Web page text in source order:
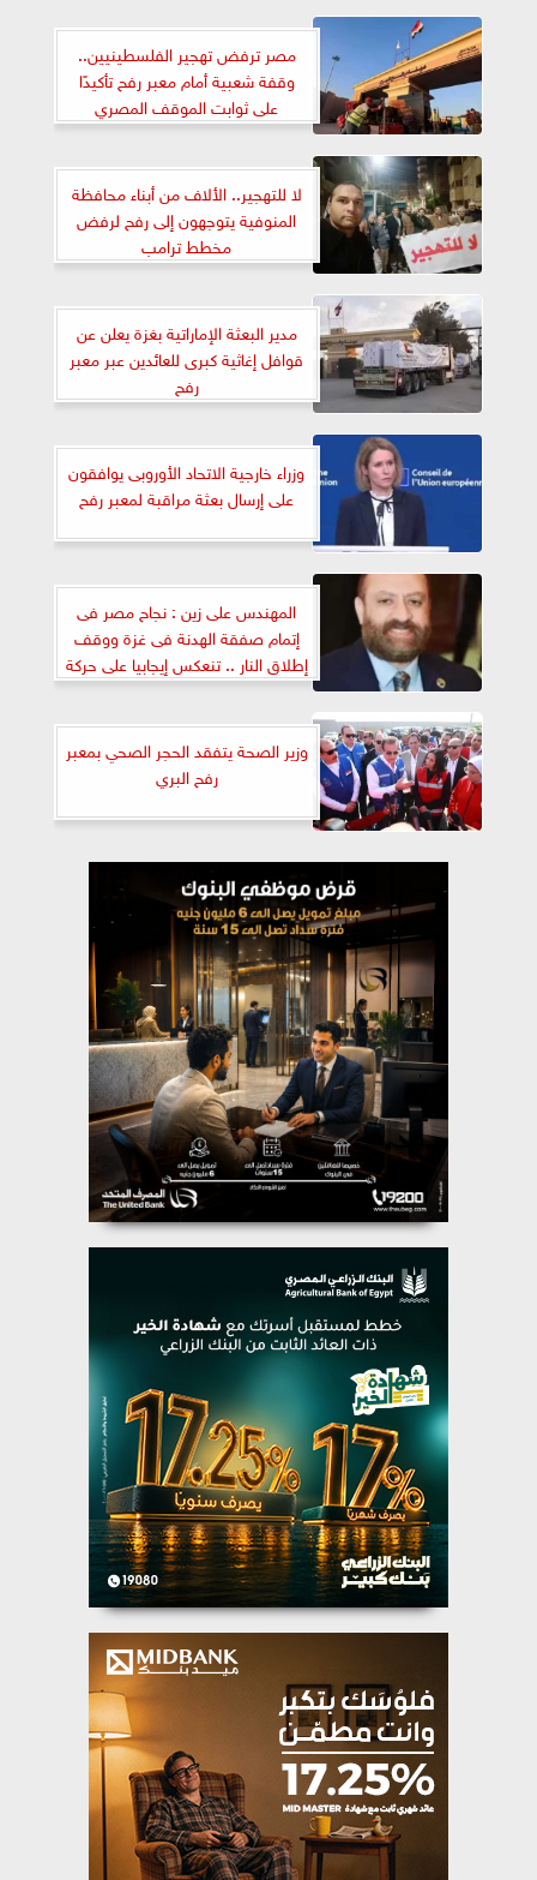
مصر ترفض تهجير الفلسطينيين..
وقفة شعبية أمام معبر رفح تأكيدًا
على ثوابت الموقف المصري
لا للتهجير.. الألاف من أبناء محافظة
المنوفية يتوجهون إلى رفح لرفض
مخطط ترامب
مدير البعثة الإماراتية بغزة يعلن عن
قوافل إغاثية كبرى للعائدين عبر معبر
رفح
وزراء خارجية الاتحاد الأوروبى يوافقون
على إرسال بعثة مراقبة لمعبر رفح
المهندس على زين : نجاح مصر فى
إتمام صفقة الهدنة فى غزة ووقف
إطلاق النار .. تنعكس إيجابيا على حركة
التجارة مع فتح معبر رفح وبدء
وزير الصحة يتفقد الحجر الصحي بمعبر
رفح البري